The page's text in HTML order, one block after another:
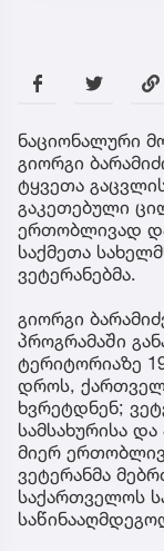
ნაციონალური
გიორგი
ტყვეთა
გაკეთებული
ერთობლივად
საქმეთა
ვეტერანებმა.
გიორგი
პროგრამაში
ტერიტორიაზე
დროს,
ხვრეტდნენ;
სამსახურისა
მიერ
ვეტერანმა
საქართველოს